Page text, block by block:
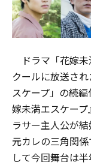
ドラマ「花嫁未
クールに放送さ
スケープ」の続
嫁未満エスケー
ラサー主人公が
元カレの三角関
して今回舞台は